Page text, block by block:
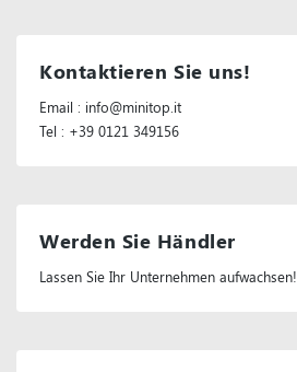
Kontaktieren Sie uns!
Email : info@minitop.it
Tel : +39 0121 349156
Werden Sie Händler
Lassen Sie Ihr Unternehmen aufwachsen!